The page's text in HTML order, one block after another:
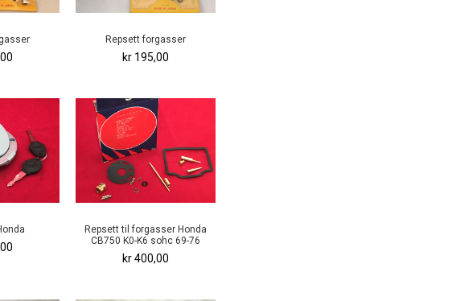
Repsett forgasser
kr 195,00
Repsett til forgasser Honda
CB750 K0-K6 sohc 69-76
kr 400,00